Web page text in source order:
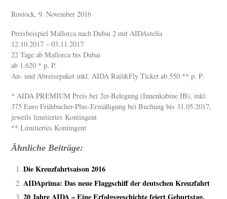
Rostock, 9. November 2016
Preisbeispiel Mallorca nach Dubai 2 mit AIDAstella
12.10.2017 – 03.11.2017
22 Tage ab Mallorca bis Dubai
ab 1.620 * p. P.
An- und Abreisepaket inkl. AIDA Rail&Fly Ticket ab 550 ** p. P.
* AIDA PREMIUM Preis bei 2er-Belegung (Innenkabine IB), inkl.
375 Euro Frühbucher-Plus-Ermäßigung bei Buchung bis 31.05.2017,
jeweils limitiertes Kontingent
** Limitiertes Kontingent
Ähnliche Beiträge:
Die Kreuzfahrtsaison 2016
AIDAprima: Das neue Flaggschiff der deutschen Kreuzfahrt
20 Jahre AIDA – Eine Erfolgsgeschichte feiert Geburtstag.